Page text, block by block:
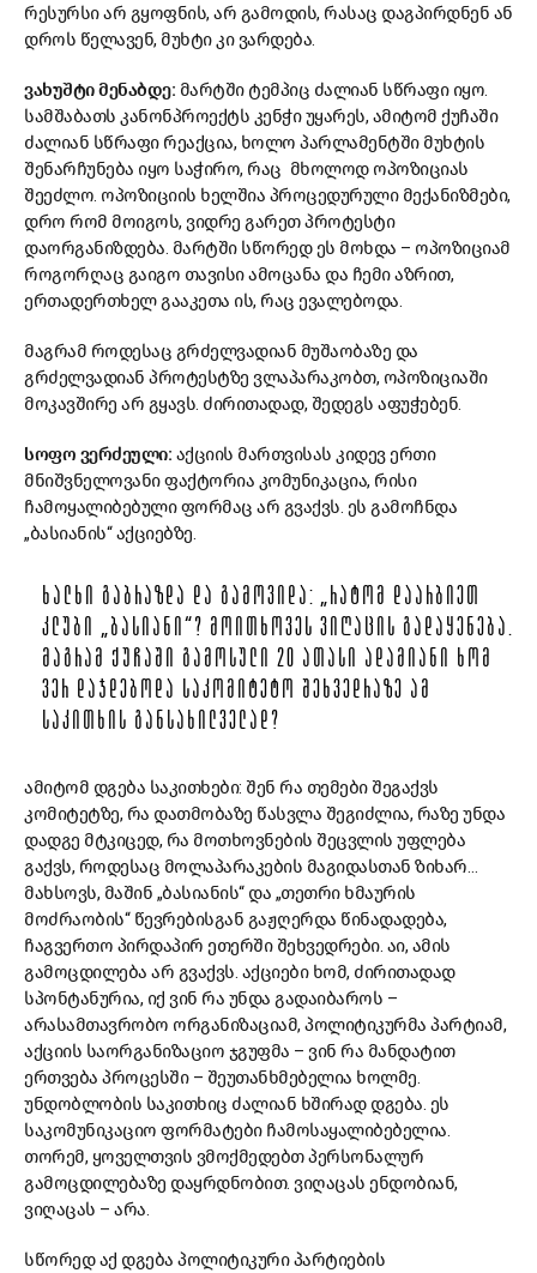
რესურსი არ გყოფნის, არ გამოდის, რასაც დაგპირდნენ ან
დროს წელავენ, მუხტი კი ვარდება.
ვახუშტი მენაბდე: მარტში ტემპიც ძალიან სწრაფი იყო.
სამშაბათს კანონპროექტს კენჭი უყარეს, ამიტომ ქუჩაში
ძალიან სწრაფი რეაქცია, ხოლო პარლამენტში მუხტის
შენარჩუნება იყო საჭირო, რაც მხოლოდ ოპოზიციას
შეეძლო. ოპოზიციის ხელშია პროცედურული მექანიზმები,
დრო რომ მოიგოს, ვიდრე გარეთ პროტესტი
დაორგანიზდება. მარტში სწორედ ეს მოხდა – ოპოზიციამ
როგორღაც გაიგო თავისი ამოცანა და ჩემი აზრით,
ერთადერთხელ გააკეთა ის, რაც ევალებოდა.
მაგრამ როდესაც გრძელვადიან მუშაობაზე და
გრძელვადიან პროტესტზე ვლაპარაკობთ, ოპოზიციაში
მოკავშირე არ გყავს. ძირითადად, შედეგს აფუჭებენ.
სოფო ვერძეული: აქციის მართვისას კიდევ ერთი
მნიშვნელოვანი ფაქტორია კომუნიკაცია, რისი
ჩამოყალიბებული ფორმაც არ გვაქვს. ეს გამოჩნდა
„ბასიანის“ აქციებზე.
ᲮᲐᲚᲮᲘ ᲒᲐᲑᲠᲐᲖᲓᲐ ᲓᲐ ᲒᲐᲛᲝᲕᲘᲓᲐ: „ᲠᲐᲢᲝᲛ ᲓᲐᲐᲠᲑᲘᲔᲗ
ᲙᲚᲣᲑᲘ „ᲑᲐᲡᲘᲐᲜᲘ“? ᲛᲝᲘᲗᲮᲝᲕᲔᲡ ᲕᲘᲦᲐᲪᲘᲡ ᲒᲐᲓᲐᲧᲔᲜᲔᲑᲐ.
ᲛᲐᲒᲠᲐᲛ ᲥᲣᲩᲐᲨᲘ ᲒᲐᲛᲝᲡᲣᲚᲘ 20 ᲐᲗᲐᲡᲘ ᲐᲓᲐᲛᲘᲐᲜᲘ ᲮᲝᲛ
ᲕᲔᲠ ᲓᲐᲯᲓᲔᲑᲝᲓᲐ ᲡᲐᲙᲝᲛᲘᲢᲔᲢᲝ ᲨᲔᲮᲕᲔᲓᲠᲐᲖᲔ ᲐᲛ
ᲡᲐᲙᲘᲗᲮᲘᲡ ᲒᲐᲜᲡᲐᲮᲘᲚᲕᲔᲚᲐᲓ?
ამიტომ დგება საკითხები: შენ რა თემები შეგაქვს
კომიტეტზე, რა დათმობაზე წასვლა შეგიძლია, რაზე უნდა
დადგე მტკიცედ, რა მოთხოვნების შეცვლის უფლება
გაქვს, როდესაც მოლაპარაკების მაგიდასთან ზიხარ…
მახსოვს, მაშინ „ბასიანის“ და „თეთრი ხმაურის
მოძრაობის“ წევრებისგან გაჟღერდა წინადადება,
ჩაგვერთო პირდაპირ ეთერში შეხვედრები. აი, ამის
გამოცდილება არ გვაქვს. აქციები ხომ, ძირითადად
სპონტანურია, იქ ვინ რა უნდა გადაიბაროს –
არასამთავრობო ორგანიზაციამ, პოლიტიკურმა პარტიამ,
აქციის საორგანიზაციო ჯგუფმა – ვინ რა მანდატით
ერთვება პროცესში – შეუთანხმებელია ხოლმე.
უნდობლობის საკითხიც ძალიან ხშირად დგება. ეს
საკომუნიკაციო ფორმატები ჩამოსაყალიბებელია.
თორემ, ყოველთვის ვმოქმედებთ პერსონალურ
გამოცდილებაზე დაყრდნობით. ვიღაცას ენდობიან,
ვიღაცას – არა.
სწორედ აქ დგება პოლიტიკური პარტიების